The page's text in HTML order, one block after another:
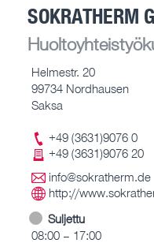
SOKRATHERM
Helmestr. 20
99734 Nordhausen
Saksa
+49 (3631)9076 0
+49 (3631)9076 20
info@sokratherm.de
http://
Suljettu
08:00 – 17:00